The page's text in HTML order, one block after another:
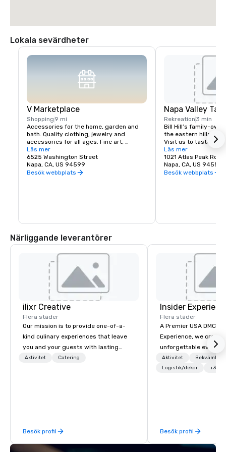
Lokala sevärdheter
V Marketplace
Shopping 9 mi
Accessories for the home, garden and
bath. Quality clothing, jewelry and
accessories for all ages. Fine art,
gourmet foods, chocolates, wines and
wine tasting. Romantic gifts and
collectibles from Napa Valley and around
the world, complementing a delightful
Läs mer
6525 Washington Street
Napa, CA, US 94599
Besök webbplats
Napa Valley
Rekreation 3 min
Bill Hill’s family-
the eastern hills of
Visit us to taste
38° & Tetra wines.
Läs mer
1021 Atlas Peak Rd
Napa, CA, US 94559
Besök webbplats
Närliggande leverantörer
ilixr Creative
Flera städer
Our mission is to provide one-of-a-
kind culinary experiences that leave
you and your guests with lasting
memories and satiated palates. Every
catering industry.
Aktivitet Catering
Besök profil
Insider
Flera städer
A Premier USA DMC Partner
Experience, we create
unforgettable events
access to premium
class entertainment,
times, all-inclusive
turnarounds, strong
Aktivitet
Logistik/dekor
+3
Besök profil